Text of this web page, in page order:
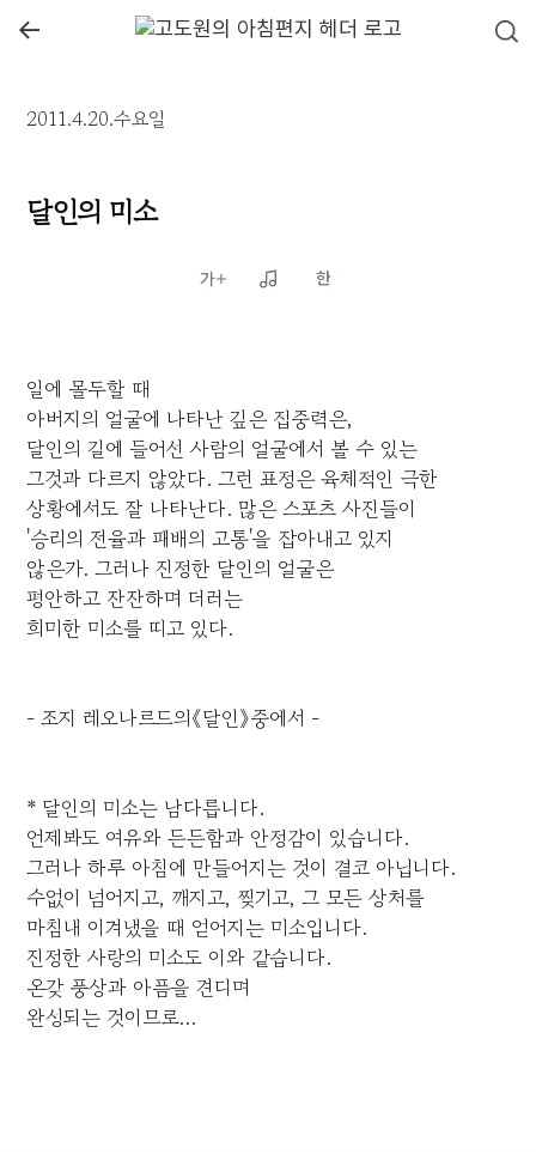
←
2011.4.20.수요일
달인의 미소
일에 몰두할 때
아버지의 얼굴에 나타난 깊은 집중력은,
달인의 길에 들어선 사람의 얼굴에서 볼 수 있는
그것과 다르지 않았다. 그런 표정은 육체적인 극한
상황에서도 잘 나타난다. 많은 스포츠 사진들이
'승리의 전율과 패배의 고통'을 잡아내고 있지
않은가. 그러나 진정한 달인의 얼굴은
평안하고 잔잔하며 더러는
희미한 미소를 띠고 있다.
- 조지 레오나르드의《달인》중에서 -
* 달인의 미소는 남다릅니다.
언제봐도 여유와 든든함과 안정감이 있습니다.
그러나 하루 아침에 만들어지는 것이 결코 아닙니다.
수없이 넘어지고, 깨지고, 찢기고, 그 모든 상처를
마침내 이겨냈을 때 얻어지는 미소입니다.
진정한 사랑의 미소도 이와 같습니다.
온갖 풍상과 아픔을 견디며
완성되는 것이므로...